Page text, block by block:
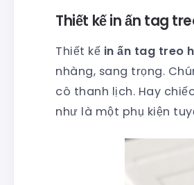
Thiết kế in ấn tag
Thiết kế in ấn tag treo
nhàng, sang trọng.
cô thanh lịch. Hay
như là một phụ kiện